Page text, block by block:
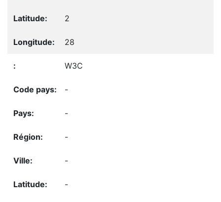
2
28
W3C
-
-
-
-
-